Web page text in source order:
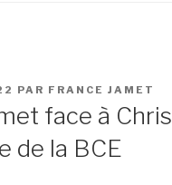
PAR FRANCE JAMET
face à
de la BCE